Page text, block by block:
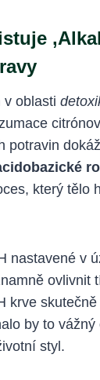
v oblasti
potravin
který tělo
nastavené v
ovlivnit
krve
by to
styl.